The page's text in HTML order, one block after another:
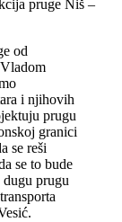
pruge Niš –
od
i njihovih
prugu
granici
se reši
se to bude
prugu